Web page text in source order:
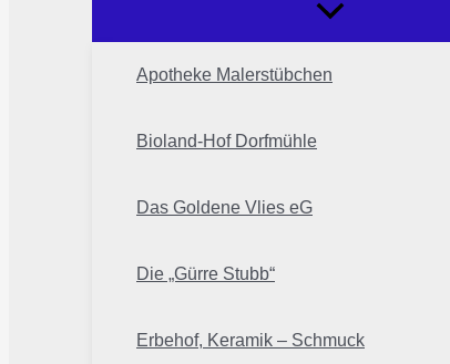
Apotheke Malerstübchen
Bioland-Hof Dorfmühle
Das Goldene Vlies eG
Die „Gürre Stubb“
Erbehof, Keramik – Schmuck